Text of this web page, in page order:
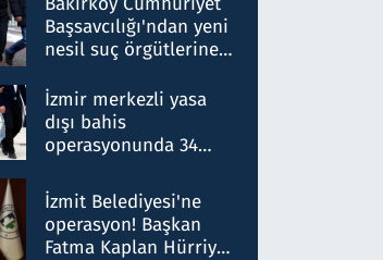
Başsavcılığı'ndan yeni
nesil suç örgütlerine
hakkında gözaltı kararı
İzmir merkezli yasa
dışı bahis
operasyonunda 34
Milyar liralık para
trafiği tespit edildi
İzmit Belediyesi'ne
operasyon! Başkan
Fatma Kaplan Hürriyet